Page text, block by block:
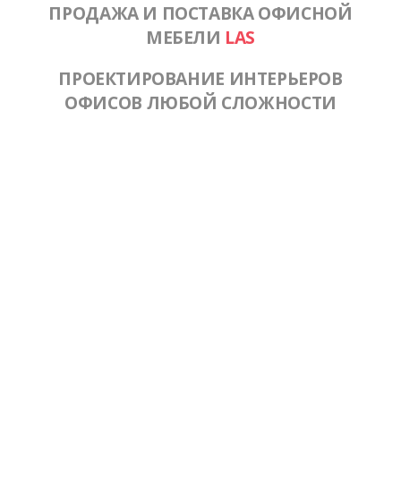
ПРОДАЖА И ПОСТАВКА ОФИСНОЙ
МЕБЕЛИ LAS
ПРОЕКТИРОВАНИЕ ИНТЕРЬЕРОВ
ОФИСОВ ЛЮБОЙ СЛОЖНОСТИ